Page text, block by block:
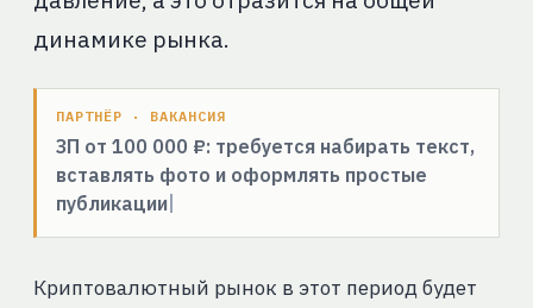
динамике рынка.
ПАРТНЁР · ВАКАНСИЯ
ЗП от 100 000 ₽: требуется набирать текст,
вставлять фото и оформлять простые
публикации
Криптовалютный рынок в этот период будет